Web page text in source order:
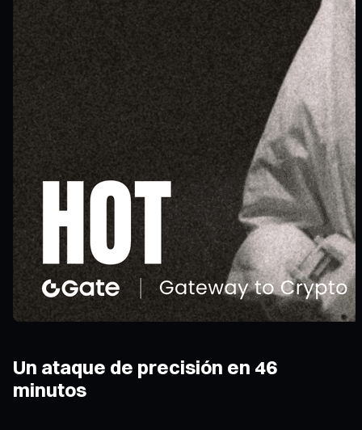
Un ataque de precisión en 46
minutos